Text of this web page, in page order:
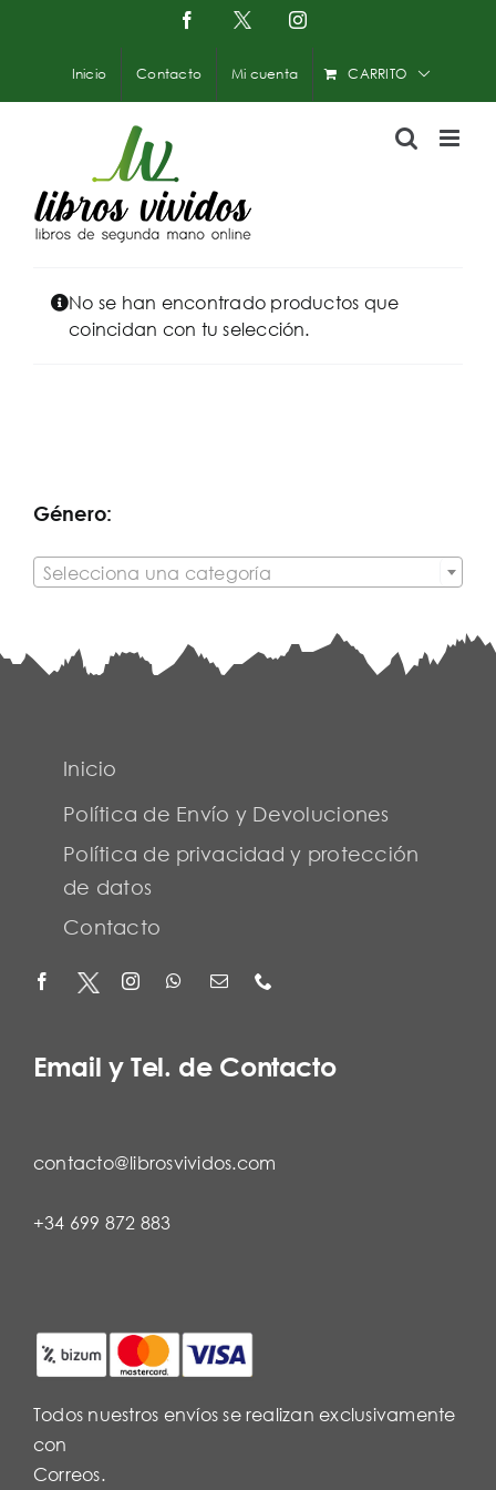
contenido
Facebook
X
Instagram
Inicio Contacto Mi cuenta CARRITO
No se han encontrado productos que
coincidan con tu selección.
Género:
Selecciona una categoría
Inicio
Política de Envío y Devoluciones
Política de privacidad y protección
de datos
Contacto
Email y Tel. de Contacto
contacto@librosvividos.com
+34 699 872 883
Todos nuestros envíos se realizan exclusivamente
con
Correos.